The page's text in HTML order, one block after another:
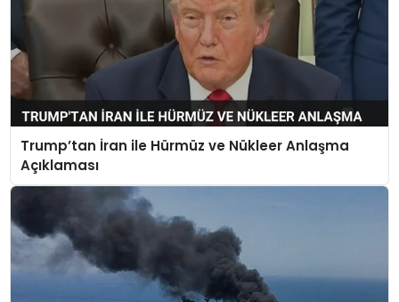
Trump’tan İran ile Hürmüz ve Nükleer Anlaşma
Açıklaması